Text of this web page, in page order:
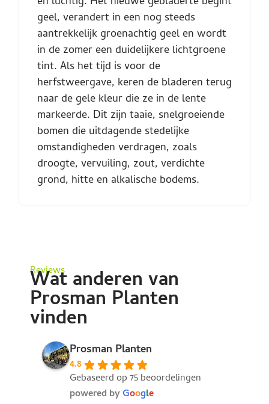
geel, verandert in een nog steeds
aantrekkelijk groenachtig geel en wordt
in de zomer een duidelijkere lichtgroene
tint. Als het tijd is voor de
herfstweergave, keren de bladeren terug
naar de gele kleur die ze in de lente
markeerde. Dit zijn taaie, snelgroeiende
bomen die uitdagende stedelijke
omstandigheden verdragen, zoals
droogte, vervuiling, zout, verdichte
grond, hitte en alkalische bodems.
Reviews
Wat anderen van
Prosman Planten
vinden
Prosman Planten
4.8
Gebaseerd op 75 beoordelingen
powered byGoogle